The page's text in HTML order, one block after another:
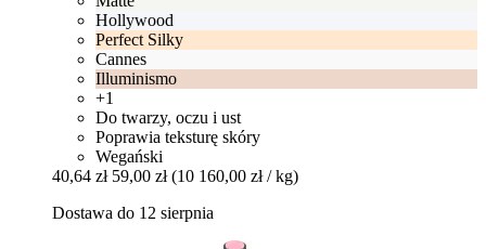
Hollywood
Perfect Silky
Cannes
Illuminismo
+1
Do twarzy, oczu i ust
Poprawia teksturę skóry
Wegański
40,64 zł 59,00 zł (10 160,00 zł / kg)
Dostawa do 12 sierpnia